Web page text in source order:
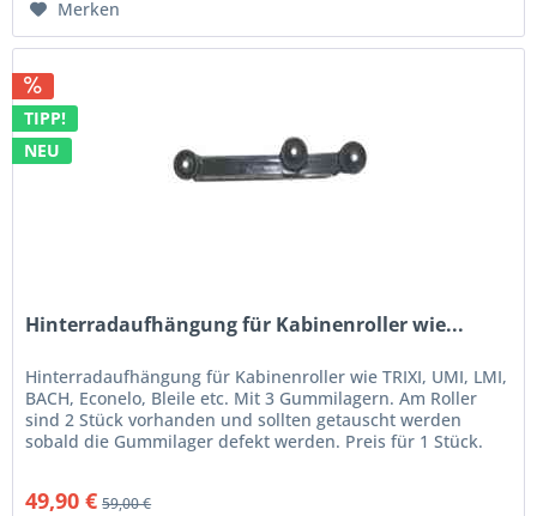
Merken
TIPP!
NEU
Hinterradaufhängung für Kabinenroller wie...
Hinterradaufhängung für Kabinenroller wie TRIXI, UMI, LMI,
BACH, Econelo, Bleile etc. Mit 3 Gummilagern. Am Roller
sind 2 Stück vorhanden und sollten getauscht werden
sobald die Gummilager defekt werden. Preis für 1 Stück.
49,90 € 59,00 €